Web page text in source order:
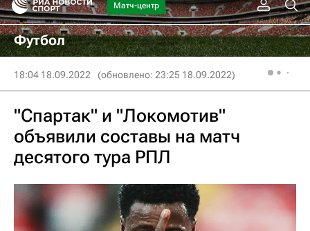
Матч-центр
Футбол
18:04 18.09.2022 (обновлено: 23:25 18.09.2022)
"Спартак" и "Локомотив"
объявили составы на матч
десятого тура РПЛ